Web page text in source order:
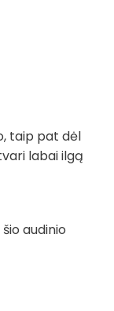
taip pat dėl
labai ilgą
audinio